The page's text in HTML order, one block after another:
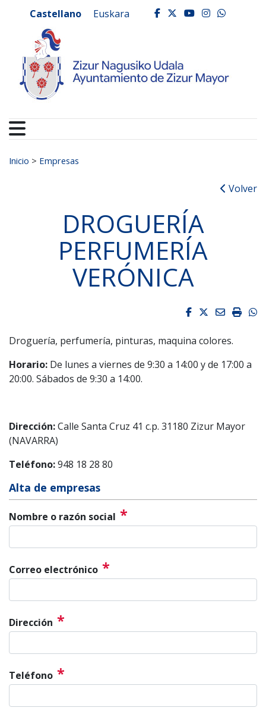
Ayuntamiento de
Castellano Euskara facebook
twitter
youtube
Buscar:
Inicio > Empresas
Volver
DROGUERÍA
PERFUMERÍA
VERÓNICA
Facebook
Twitter
Email
Droguería, perfumería, pinturas, maquina colores.
Horario: De lunes a viernes de 9:30 a 14:00 y de 17:00 a
20:00. Sábados de 9:30 a 14:00.
Dirección:Calle Santa Cruz 41 c.p. 31180 Zizur Mayor
(NAVARRA)
Teléfono:948 18 28 80
Alta de empresas
Nombre o razón social *
Correo electrónico *
Dirección *
Teléfono *